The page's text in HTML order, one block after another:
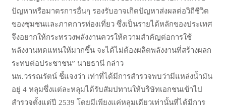
ปัญหาหรือมาตรการอื่นๆ รองรับอาจเกิดปัญหาส่งผลต่อวิถีชีวิต
ของชุมชนและภาคการท่องเที่ยว ซึ่งเป็นรายได้หลักของประเทศ
จึงอยากให้กระทรวงพลังงานควรให้ความสำคัญต่อการใช้
พลังงานทดแทนให้มากขึ้น จะได้ไม่ต้องผลิตพลังงานที่สร้างผลก
ระทบต่อประชาชน” นายธานี กล่าว
นพ.วรรณรัตน์ ชี้แจงว่า เท่าที่ได้มีการสำรวจพบว่ามีแหล่งน้ำมัน
อยู่4หลุมซึ่งแต่ละหลุมได้รับสัมปทานให้บริษัทเอกชนเข้าไป
สำรวจตั้งแต่ปี 2539 โดยมีเพียงแค่หลุมเดียวเท่านั้นที่ได้มีการ